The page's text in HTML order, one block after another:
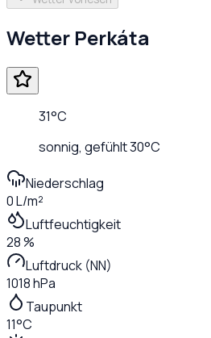
Wetter Perkáta
31°C
sonnig, gefühlt30°C
Niederschlag
0 L/m²
Luftfeuchtigkeit
28 %
Luftdruck (NN)
1018 hPa
Taupunkt
11°C